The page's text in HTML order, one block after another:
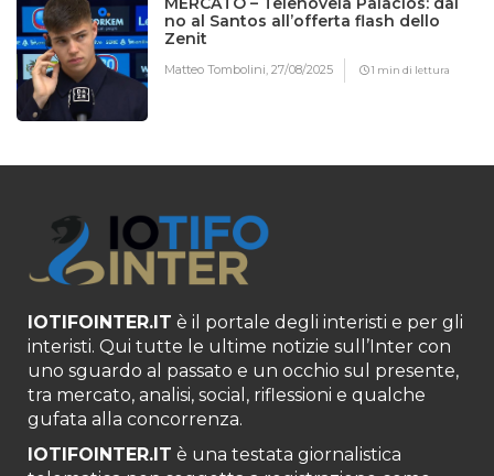
no al Santos all’offerta flash dello
Zenit
Matteo Tombolini,27/08/2025 1 min di lettura
IOTIFOINTER.IT è il portale degli interisti e per gli
interisti. Qui tutte le ultime notizie sull’Inter con
uno sguardo al passato e un occhio sul presente,
tra mercato, analisi, social, riflessioni e qualche
gufata alla concorrenza.
IOTIFOINTER.IT è una testata giornalistica